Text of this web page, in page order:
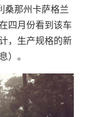
桑那州卡萨格兰
四月份看到该车
，生产规格的新
）。